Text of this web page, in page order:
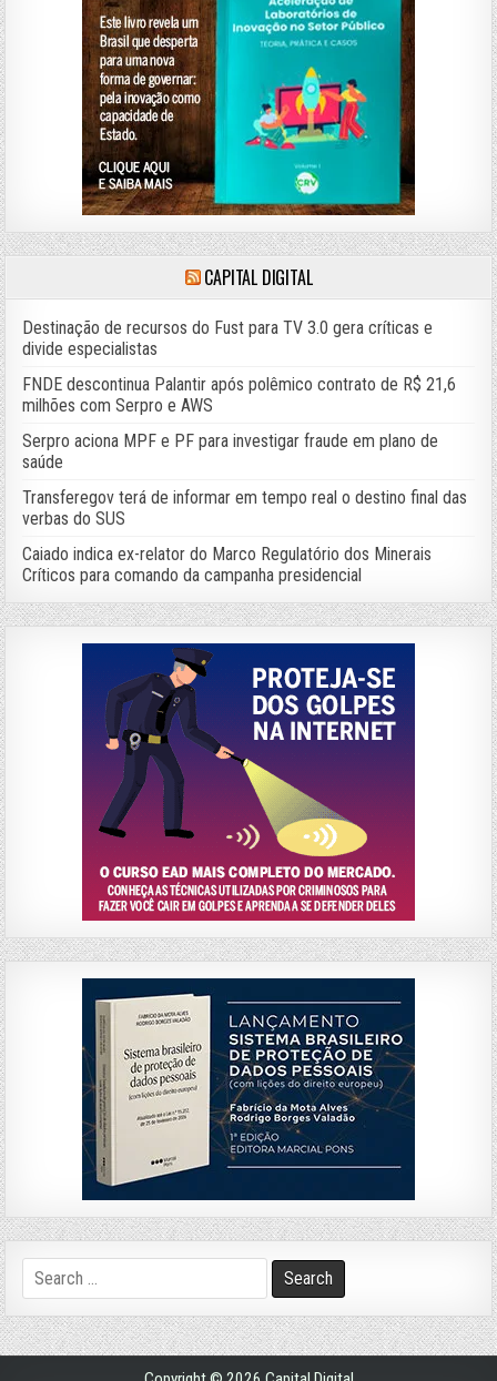
CAPITAL DIGITAL
Destinação de recursos do Fust para TV 3.0 gera críticas e
divide especialistas
FNDE descontinua Palantir após polêmico contrato de R$ 21,6
milhões com Serpro e AWS
Serpro aciona MPF e PF para investigar fraude em plano de
saúde
Transferegov terá de informar em tempo real o destino final das
verbas do SUS
Caiado indica ex-relator do Marco Regulatório dos Minerais
Críticos para comando da campanha presidencial
Search
for: